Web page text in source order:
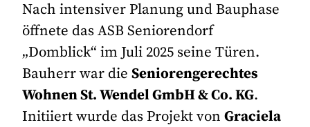
Nach intensiver Planung und Bauphase
öffnete dasASB Seniorendorf
„Domblick“ im Juli 2025 seine Türen.
Bauherr war dieSeniorengerechtes
Wohnen St. Wendel GmbH & Co. KG.
Initiiert wurde das Projekt vonGraciela